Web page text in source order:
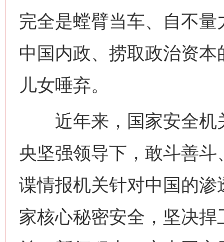
完全是螳臂当车、自不
中国内政、捞取政治资本
儿女唾弃。
近年来，国家安全机
央坚强领导下，敢斗善
谍情报机关针对中国的
家核心秘密安全，坚决